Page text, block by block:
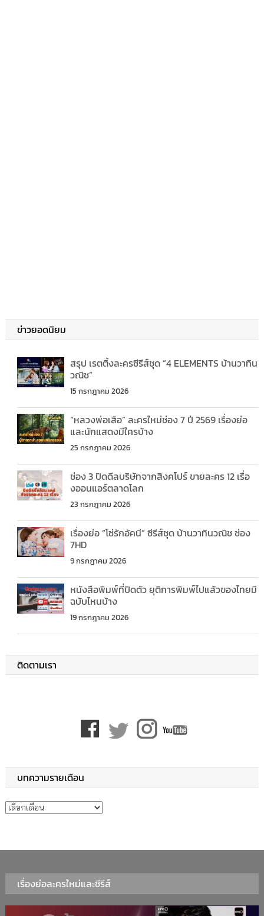
ข่าวยอดนิยม
สรุป เรตติ้งละครซีรีส์ชุด “4 ELEMENTS บ้านวาทิน
วณิช”
15 กรกฎาคม 2026
“หลวงพ่อเสือ” ละครใหม่ช่อง 7 ปี 2569 เรื่องย่อ
และนักแสดงมีใครบ้าง
25 กรกฎาคม 2026
ช่อง 3 ปิดดีลบริษัทจากสิงคโปร์ ขายละคร 12 เรื่อ
งออนแอร์ตลาดโลก
23 กรกฎาคม 2026
เรื่องย่อ “โซ่รักอัคนี” ซีรีส์ชุด บ้านวาทินวณิช ช่อง
7HD
9 กรกฎาคม 2026
หนังสือพิมพ์ที่ปิดตัว ยุติการพิมพ์ไปแล้วของไทยมี
ฉบับไหนบ้าง
19 กรกฎาคม 2026
ติดตามเรา
บทความรายเดือน
บทความรายเดือน
เรื่องย่อละครใหม่และซีรีส์